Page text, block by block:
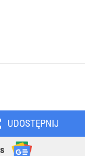
UDOSTĘPNIJ